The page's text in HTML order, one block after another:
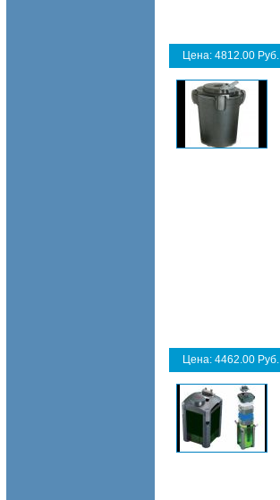
Цена: 4812.00 Руб.
Цена: 4462.00 Руб.